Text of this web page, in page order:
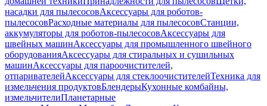
насадки для пылесосовАксессуары для роботов-
пылесосовРасходные материалы для пылесосовСтанции,
аккумуляторы для роботов-пылесосовАксессуары для
швейных машинАксессуары для промышленного швейного
оборудованияАксессуары для стиральных и сушильных
машинАксессуары для пароочистителей,
отпаривателейАксессуары для стеклоочистителейТехника для
измельчения продуктовБлендерыКухонные комбайны,
измельчителиПланетарные